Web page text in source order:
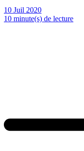
10 Juil 2020
10 minute(s) de lecture